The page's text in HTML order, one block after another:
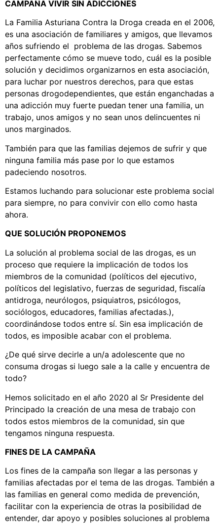
CAMPAÑA VIVIR SIN ADICCIONES
La Familia Asturiana Contra la Droga creada en el 2006,
es una asociación de familiares y amigos, que llevamos
años sufriendo el problema de las drogas. Sabemos
perfectamente cómo se mueve todo, cuál es la posible
solución y decidimos organizarnos en esta asociación,
para luchar por nuestros derechos, para que estas
personas drogodependientes, que están enganchadas a
una adicción muy fuerte puedan tener una familia, un
trabajo, unos amigos y no sean unos delincuentes ni
unos marginados.
También para que las familias dejemos de sufrir y que
ninguna familia más pase por lo que estamos
padeciendo nosotros.
Estamos luchando para solucionar este problema social
para siempre, no para convivir con ello como hasta
ahora.
QUE SOLUCIÓN PROPONEMOS
La solución al problema social de las drogas, es un
proceso que requiere la implicación de todos los
miembros de la comunidad (políticos del ejecutivo,
políticos del legislativo, fuerzas de seguridad, fiscalía
antidroga, neurólogos, psiquiatros, psicólogos,
sociólogos, educadores, familias afectadas.),
coordinándose todos entre sí. Sin esa implicación de
todos, es imposible acabar con el problema.
¿De qué sirve decirle a un/a adolescente que no
consuma drogas si luego sale a la calle y encuentra de
todo?
Hemos solicitado en el año 2020 al Sr Presidente del
Principado la creación de una mesa de trabajo con
todos estos miembros de la comunidad, sin que
tengamos ninguna respuesta.
FINES DE LA CAMPAÑA
Los fines de la campaña son llegar a las personas y
familias afectadas por el tema de las drogas. También a
las familias en general como medida de prevención,
facilitar con la experiencia de otras la posibilidad de
entender, dar apoyo y posibles soluciones al problema